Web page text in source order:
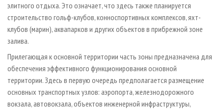
элитного отдыха. Это означает, что здесь также планируется
строительство гольф-клубов, конноспортивных комплексов, яхт-
клубов (марин), аквапарков и других объектов в прибрежной зоне
залива.
Прилегающая к основной территории часть зоны предназначена для
обеспечения эффективного функционирования основной
территории. Здесь в первую очередь предполагается размещение
основных транспортных узлов: аэропорта, железнодорожного
вокзала, автовокзала, объектов инженерной инфраструктуры,